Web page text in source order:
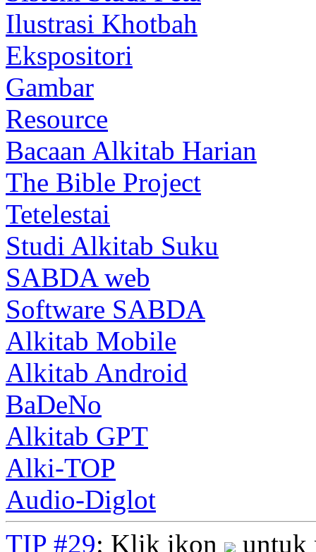
Ilustrasi Khotbah
Ekspositori
Gambar
Resource
Bacaan Alkitab Harian
The Bible Project
Tetelestai
Studi Alkitab Suku
SABDA web
Software SABDA
Alkitab Mobile
Alkitab Android
BaDeNo
Alkitab GPT
Alki-TOP
Audio-Diglot
TIP #29: Klik ikon
untuk